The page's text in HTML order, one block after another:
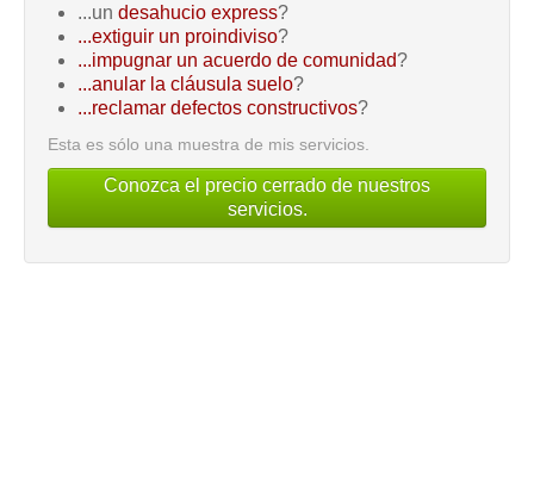
...un desahucio express?
...extiguir un proindiviso?
...impugnar un acuerdo de comunidad?
...anular la cláusula suelo?
...reclamar defectos constructivos?
Esta es sólo una muestra de mis servicios.
Conozca el precio cerrado de nuestros
servicios.